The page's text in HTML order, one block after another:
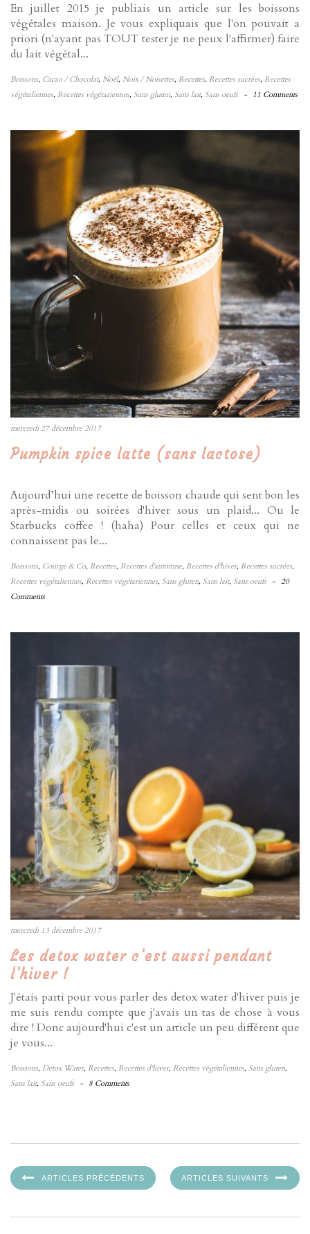
En juillet 2015 je publiais un article sur les boissons
végétales maison. Je vous expliquais que l'on pouvait a
priori (n'ayant pas TOUT tester je ne peux l'affirmer) faire
du lait végétal...
Boissons, Cacao / Chocolat, Noël, Noix / Noisettes, Recettes, Recettes sucrées, Recettes
végétaliennes, Recettes végétariennes, Sans gluten, Sans lait, Sans oeufs - 11 Comments
mercredi 27 décembre 2017
Pumpkin spice latte (sans lactose)
Aujourd’hui une recette de boisson chaude qui sent bon les
après-midis ou soirées d'hiver sous un plaid... Ou le
Starbucks coffee ! (haha) Pour celles et ceux qui ne
connaissent pas le...
Boissons, Courge & Co, Recettes, Recettes d'automne, Recettes d'hiver, Recettes sucrées,
Recettes végétaliennes, Recettes végétariennes, Sans gluten, Sans lait, Sans oeufs - 20
Comments
mercredi 13 décembre 2017
Les detox water c’est aussi pendant
l’hiver !
J'étais parti pour vous parler des detox water d'hiver puis je
me suis rendu compte que j'avais un tas de chose à vous
dire ! Donc aujourd'hui c'est un article un peu différent que
je vous...
Boissons, Detox Water, Recettes, Recettes d'hiver, Recettes végétaliennes, Sans gluten,
Sans lait, Sans oeufs - 8 Comments
ARTICLES PRÉCÉDENTS ARTICLES SUIVANTS